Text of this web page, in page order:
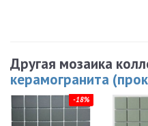
Другая мозаика
керамогранита
-18%